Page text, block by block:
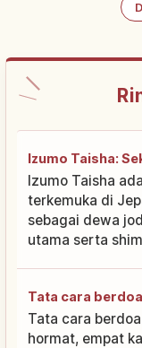
Izumo Taisha:
Izumo Taisha
terkemuka di
sebagai dewa
utama serta
Tata cara
Tata cara
hormat, empat